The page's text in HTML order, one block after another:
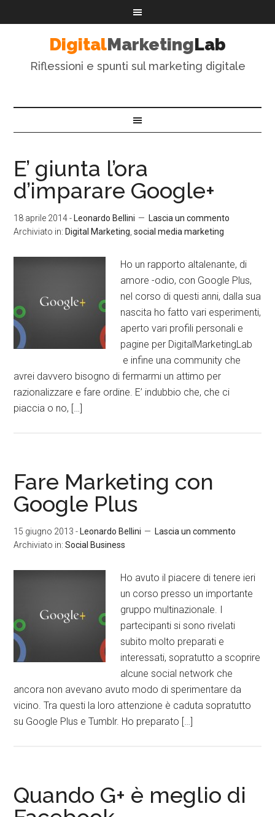
DigitalMarketingLab
Riflessioni e spunti sul marketing digitale
E’ giunta l’ora
d’imparare Google+
18 aprile 2014- Leonardo Bellini
Lascia un commento
Archiviato in: Digital Marketing ,social media marketing
Ho un rapporto altalenante, di
amore -odio, con Google Plus,
nel corso di questi anni, dalla sua
nascita ho fatto vari esperimenti,
aperto vari profili personali e
pagine per DigitalMarketingLab
e infine una community che
avrei davvero bisogno di fermarmi un attimo per
razionalizzare e fare ordine. E’ indubbio che, che ci
piaccia o no, […]
Fare Marketing con
Google Plus
15 giugno 2013 - Leonardo Bellini
Lascia un commento
Archiviato in:Social Business
Ho avuto il piacere di tenere ieri
un corso presso un importante
gruppo multinazionale. I
partecipanti si sono rivelati
subito molto preparati e
interessati, sopratutto a scoprire
alcune social network che
ancora non avevano avuto modo di sperimentare da
vicino. Tra questi la loro attenzione è caduta sopratutto
su Google Plus e Tumblr. Ho preparato […]
Quando G+ è meglio di